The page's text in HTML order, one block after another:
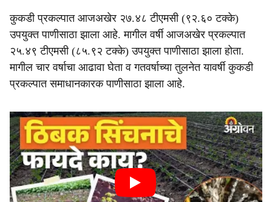
कुकडी प्रकल्पात आजअखेर २७.४८ टीएमसी (९२.६० टक्के)
उपयुक्त पाणीसाठा झाला आहे. मागील वर्षी आजअखेर प्रकल्पात
२५.४९ टीएमसी (८५.९२ टक्के) उपयुक्त पाणीसाठा झाला होता.
मागील चार वर्षाचा आढावा घेता व गतवर्षाच्या तुलनेत यावर्षी कुकडी
प्रकल्पात समाधानकारक पाणीसाठा झाला आहे.